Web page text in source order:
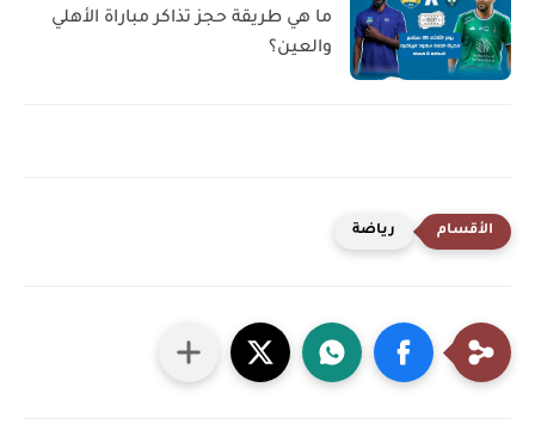
ما هي طريقة حجز تذاكر مباراة الأهلي
والعين؟
رياضة